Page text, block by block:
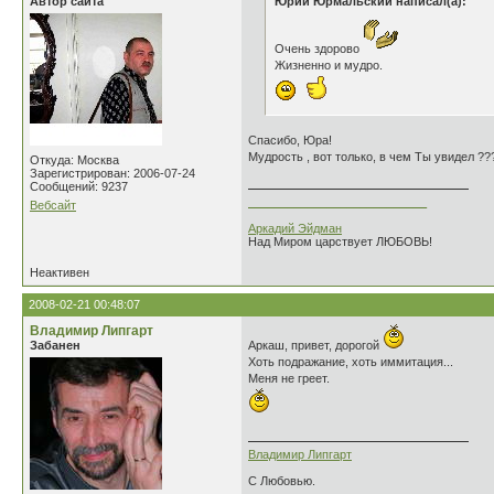
Откуда: Москва
Зарегистрирован: 2006-07-24
Сообщений: 9237
Вебсайт
Очень здорово
Жизненно и мудро.
Спасибо, Юра!
Мудрость , вот только, в чем Ты увидел
Аркадий Эйдман
Над Миром царствует ЛЮБОВЬ!
Неактивен
2008-02-21 00:48:07
Владимир Липгарт
Забанен
Аркаш, привет, дорогой
Хоть подражание, хоть иммитация...
Меня не греет.
Владимир Липгарт
С Любовью.